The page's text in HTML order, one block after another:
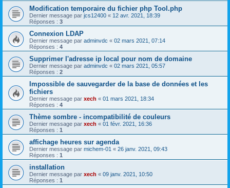
Modification temporaire du fichier php Tool.php
Dernier message par jcs12400 « 12 avr. 2021, 18:39
Réponses : 3
Connexion LDAP
Dernier message par adminvdc « 02 mars 2021, 07:14
Réponses : 4
Supprimer l'adresse ip local pour nom de domaine
Dernier message par adminvdc « 02 mars 2021, 05:57
Réponses : 2
Impossible de sauvegarder de la base de données et les
fichiers
Dernier message par xech « 01 mars 2021, 18:34
Réponses : 4
Thème sombre - incompatibilité de couleurs
Dernier message par xech « 01 févr. 2021, 16:36
Réponses : 1
affichage heures sur agenda
Dernier message par michem-01 « 26 janv. 2021, 09:43
Réponses : 1
installation
Dernier message par xech « 09 janv. 2021, 10:50
Réponses : 1